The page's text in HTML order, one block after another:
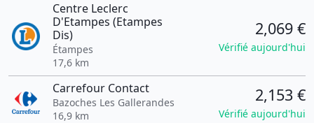
Centre Leclerc
D'Etampes (Etampes
Dis)
Étampes
17,6 km
2,069 €
Vérifié aujourd'hui
Carrefour Contact
Bazoches Les Gallerandes
16,9 km
2,153 €
Vérifié aujourd'hui